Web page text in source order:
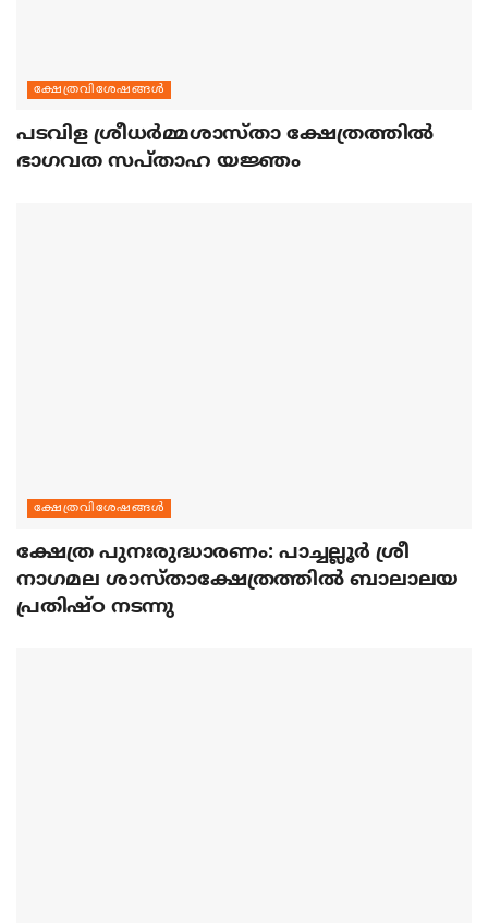
ക്ഷേത്രവിശേഷങ്ങള്‍
പടവിള ശ്രീധര്‍മ്മശാസ്താ ക്ഷേത്രത്തില്‍
ഭാഗവത സപ്താഹ യജ്ഞം
ക്ഷേത്രവിശേഷങ്ങള്‍
ക്ഷേത്ര പുനഃരുദ്ധാരണം: പാച്ചല്ലൂര്‍ ശ്രീ
നാഗമല ശാസ്താക്ഷേത്രത്തില്‍ ബാലാലയ
പ്രതിഷ്ഠ നടന്നു